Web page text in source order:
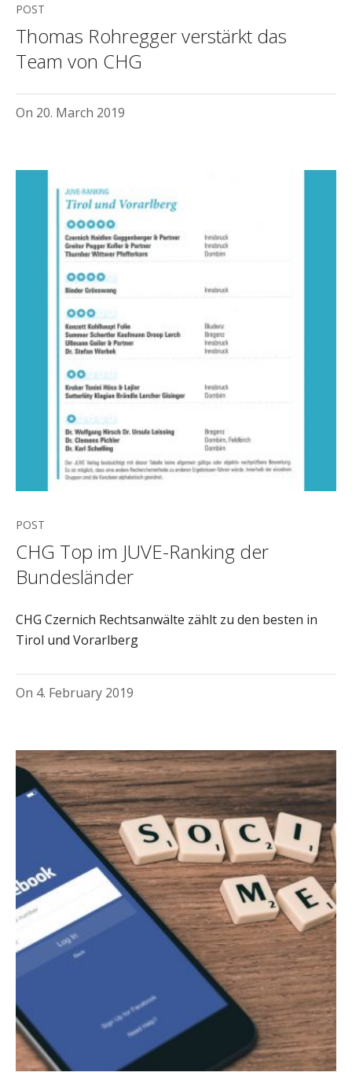
POST
Thomas Rohregger verstärkt das
Team von CHG
On 20. March 2019
POST
CHG Top im JUVE-Ranking der
Bundesländer
CHG Czernich Rechtsanwälte zählt zu den besten in
Tirol und Vorarlberg
On 4. February 2019